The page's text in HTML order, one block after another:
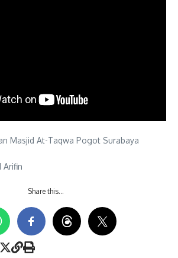
Masjid At-Taqwa Pogot Surabaya
Arifin
Share this…